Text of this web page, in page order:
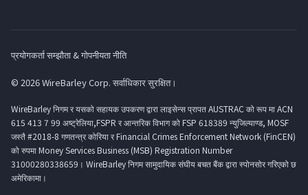
प्रयोगकर्ता सम्झौता & गोपनीयता नीति
© 2026 WireBarley Corp. सर्वाधिकार सुरक्षित।
WireBarley निगम र यसको सहायक उपकरण द्वारा लाइसेन्स प्रापत AUSTRAC को रूप मा ACN
615 413 7 99 अष्ट्रेलिया,FSPR र आन्तरिक विभाग को FSP 618389 न्युजिल्याण्ड, MOSF
जस्तै #2018-8 गणतन्त्र कोरिया र Financial Crimes Enforcement Network (FinCEN)
को रुपमा Money Services Business (MSB) Registration Number
31000280338659। WireBarley निगम सामुदायिक संघीय बचत बैंक द्वारा स्पोनसोर गरिएको छ
अमेरिकामा।